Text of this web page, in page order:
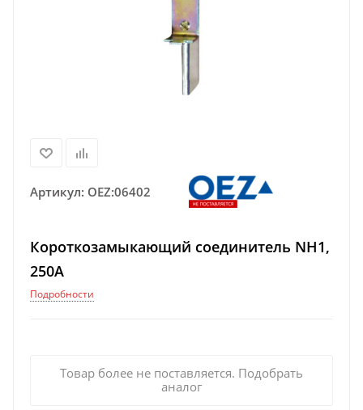
Артикул: OEZ:06402
Короткозамыкающий соединитель NH1,
250A
Подробности
Товар более не поставляется. Подобрать
аналог